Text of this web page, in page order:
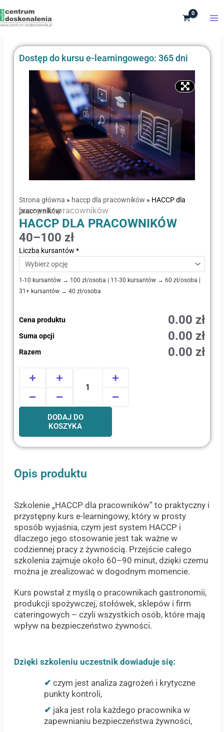
do
treści
Dostęp do kursu e-learningowego: 365 dni
Strona główna » haccp dla pracowników » HACCP dla
pracowników
haccp dla pracowników
HACCP DLA PRACOWNIKÓW
40–100 zł
Liczba kursantów *
1-10 kursantów → 100 zł/osoba | 11-30 kursantów → 60 zł/osoba |
31+ kursantów → 40 zł/osoba
Cena produktu 0.00 zł
Suma opcji 0.00 zł
Razem 0.00 zł
ilość
dla
pracowników
DODAJ DO
KOSZYKA
Opis produktu
Szkolenie „HACCP dla pracowników” to praktyczny i
przystępny kurs e-learningowy, który w prosty
sposób wyjaśnia, czym jest system HACCP i
dlaczego jego stosowanie jest tak ważne w
codziennej pracy z żywnością. Przejście całego
szkolenia zajmuje około 60–90 minut, dzięki czemu
można je zrealizować w dogodnym momencie.
Kurs powstał z myślą o pracownikach gastronomii,
produkcji spożywczej, stołówek, sklepów i firm
cateringowych – czyli wszystkich osób, które mają
wpływ na bezpieczeństwo żywności.
Dzięki szkoleniu uczestnik dowiaduje się:
✔ czym jest analiza zagrożeń i krytyczne
punkty kontroli,
✔ jaka jest rola każdego pracownika w
zapewnianiu bezpieczeństwa żywności,